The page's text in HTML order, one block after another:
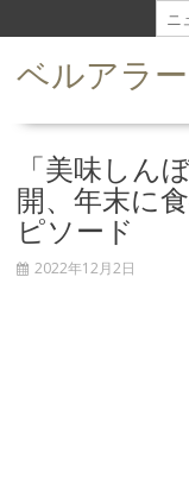
k
ベルアラ
「美味しん
開、年末に
ピソード
2022年12月2日